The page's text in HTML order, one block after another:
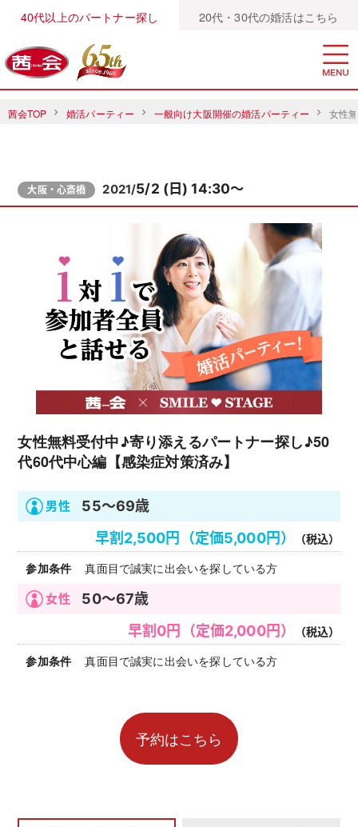
40代以上のパートナー探し 20代・30代の婚活はこちら
茜会TOP 婚活パーティー 一般向け大阪開催の婚活パーティー 女性
大阪・心斎橋 2021/5/2 (日) 14:30～
女性無料受付中♪寄り添えるパートナー探し♪50
代60代中心編【感染症対策済み】
55～69歳
早割2,500円（定価5,000円）
（税込）
真面目で誠実に出会いを探している方
50～67歳
早割0円（定価2,000円）
（税込）
真面目で誠実に出会いを探している方